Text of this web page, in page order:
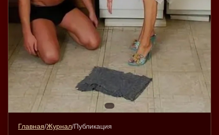
Главная/Журнал/Публикация